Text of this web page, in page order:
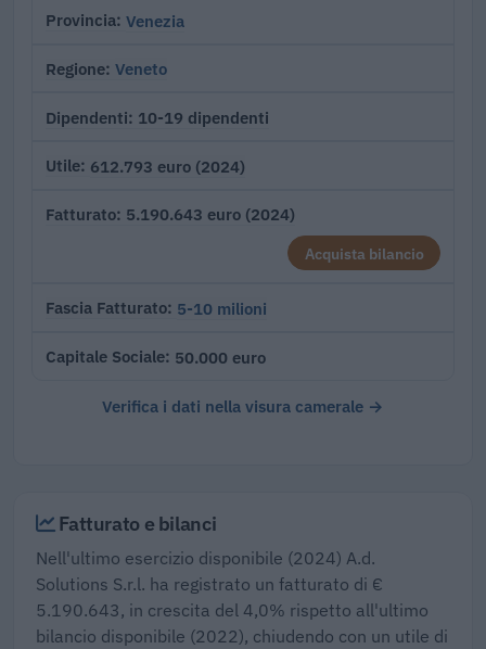
Provincia Venezia
Regione Veneto
Dipendenti 10-19 dipendenti
Utile 612.793 euro (2024)
Fatturato 5.190.643 euro (2024)
Acquista bilancio
Fascia Fatturato 5-10 milioni
Capitale Sociale 50.000 euro
Verifica i dati nella visura camerale →
Fatturato e bilanci
Nell'ultimo esercizio disponibile (2024) A.d.
Solutions S.r.l. ha registrato un fatturato di €
5.190.643, in crescita del 4,0% rispetto all'ultimo
bilancio disponibile (2022), chiudendo con un utile di